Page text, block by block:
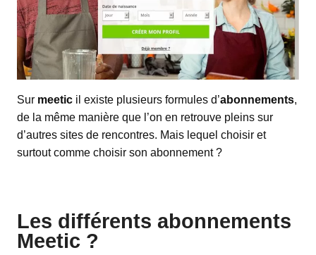
Sur meetic il existe plusieurs formules d’abonnements,
de la même manière que l’on en retrouve pleins sur
d’autres sites de rencontres. Mais lequel choisir et
surtout comme choisir son abonnement ?
Les différents abonnements
Meetic ?